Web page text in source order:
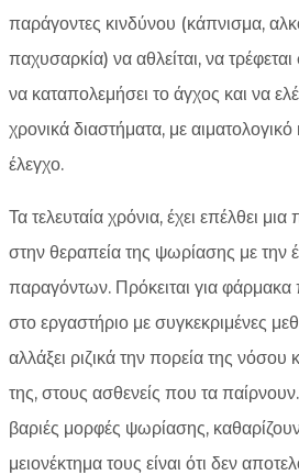
παράγοντες κινδύνου (κάπνισμα,
παχυσαρκία) να αθλείται, να
να καταπολεμήσει το άγχος και να
χρονικά διαστήματα, με αιματολογικό
έλεγχο.
Τα τελευταία χρόνια, έχει επέλθει
στην θεραπεία της ψωρίασης με την
παραγόντων. Πρόκειται για
στο εργαστήριο με συγκεκριμένες
αλλάξει ριζικά την πορεία της
της, στους ασθενείς που τα
βαριές μορφές ψωρίασης,
μειονέκτημα τους είναι ότι δεν